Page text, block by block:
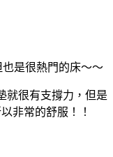
是很熱門的床～～
就很有支撐力，但是
非常的舒服！！